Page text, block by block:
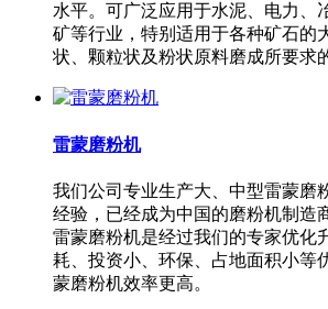
水平。可广泛应用于水泥、电力、
矿等行业，特别适用于各种矿石的
状、颗粒状及粉状原料磨成所要求
雷蒙磨粉机
我们公司专业生产大、中型雷蒙磨
经验，已经成为中国的磨粉机制造
雷蒙磨粉机是经过我们的专家优化
耗、投资小、环保、占地面积小等
蒙磨粉机效率更高。